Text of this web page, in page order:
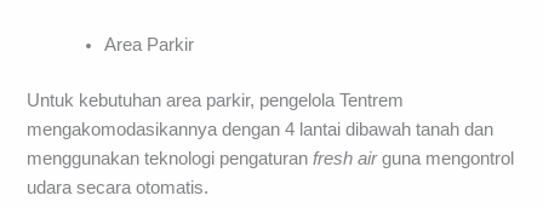
Area Parkir
Untuk kebutuhan area parkir, pengelola Tentrem
mengakomodasikannya dengan 4 lantai dibawah tanah dan
menggunakan teknologi pengaturanfresh airguna mengontrol
udara secara otomatis.